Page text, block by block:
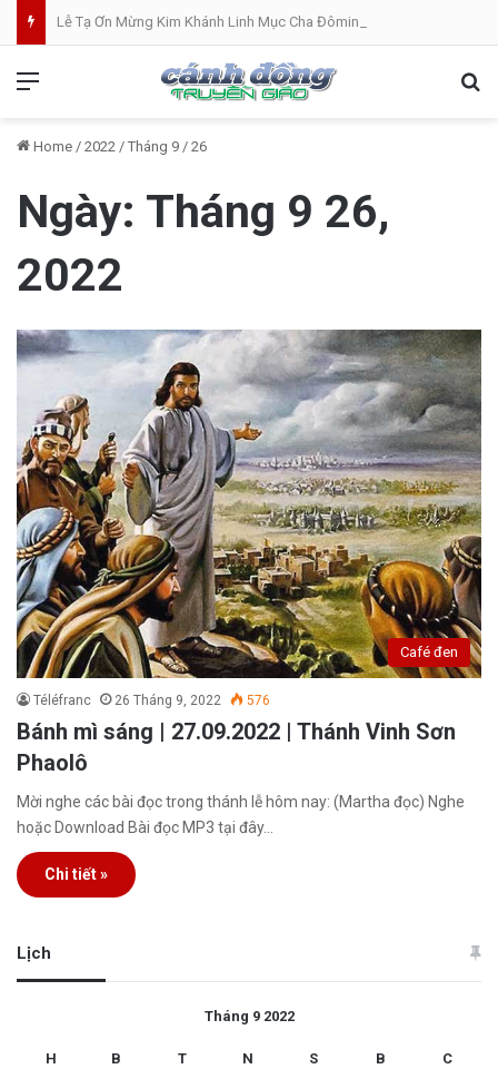
Home / 2022 / Tháng 9 / 26
Ngày: Tháng 9 26,
2022
Café đen
Téléfranc 26 Tháng 9, 2022 576
Bánh mì sáng | 27.09.2022 | Thánh Vinh Sơn
Phaolô
Mời nghe các bài đọc trong thánh lễ hôm nay: (Martha đọc) Nghe
hoặc Download Bài đọc MP3 tại đây…
Chi tiết »
Lịch
Tháng 9 2022
H B T N S B C